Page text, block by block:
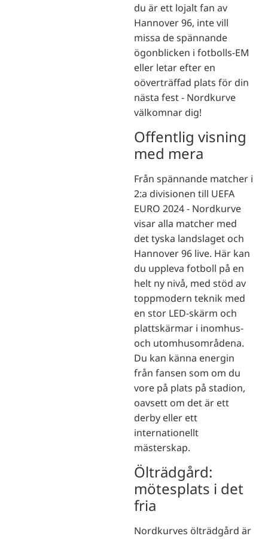
du är ett lojalt fan av
Hannover 96, inte vill
missa de spännande
ögonblicken i fotbolls-EM
eller letar efter en
oöverträffad plats för din
nästa fest - Nordkurve
välkomnar dig!
Offentlig visning
med mera
Från spännande matcher i
2:a divisionen till UEFA
EURO 2024 - Nordkurve
visar alla matcher med
det tyska landslaget och
Hannover 96 live. Här kan
du uppleva fotboll på en
helt ny nivå, med stöd av
toppmodern teknik med
en stor LED-skärm och
plattskärmar i inomhus-
och utomhusområdena.
Du kan känna energin
från fansen som om du
vore på plats på stadion,
oavsett om det är ett
derby eller ett
internationellt
mästerskap.
Ölträdgård:
mötesplats i det
fria
Nordkurves ölträdgård är